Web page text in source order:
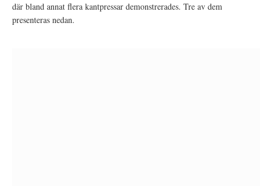
där bland annat flera kantpressar demonstrerades. Tre av dem
presenteras nedan.